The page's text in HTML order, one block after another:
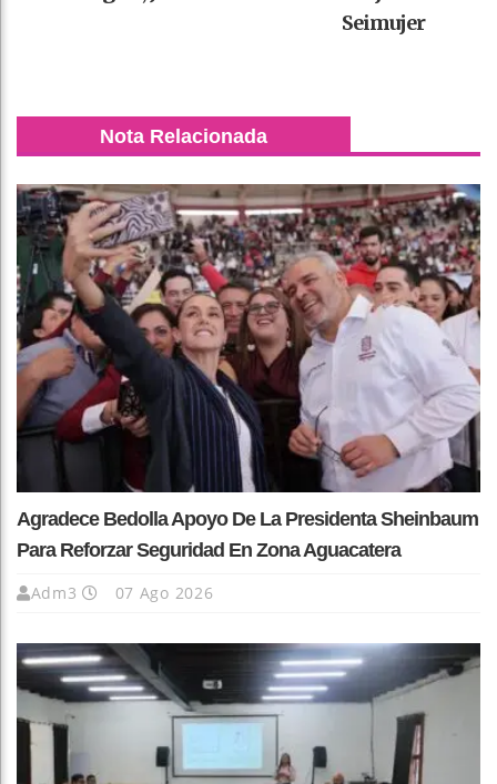
Seimujer
Nota Relacionada
Agradece Bedolla Apoyo De La Presidenta Sheinbaum
Para Reforzar Seguridad En Zona Aguacatera
Adm3 07 Ago 2026